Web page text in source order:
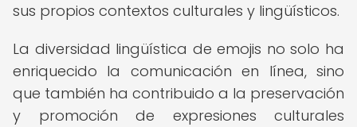
sus propios contextos culturales y lingüísticos.
La diversidad lingüística de emojis no solo ha
enriquecido la comunicación en línea, sino
que también ha contribuido a la preservación
y promoción de expresiones culturales